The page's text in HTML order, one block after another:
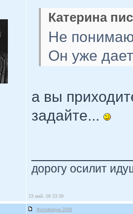
Катерина
Не
Он уже
а вы
задайте...
дорогу осилит
23 май, 08 23:39
Фотофорум 2008